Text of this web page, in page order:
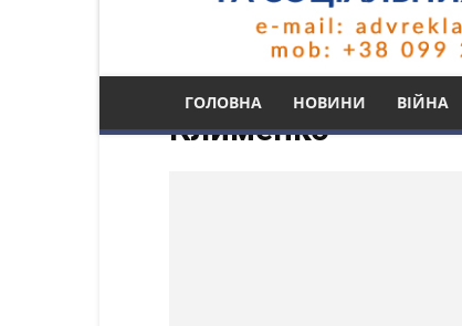
ГОЛОВНА НОВИНИ ВІЙНА
Тег: в.о. міністра
Клименко